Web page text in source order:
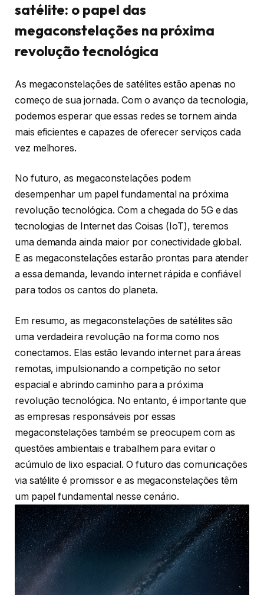
satélite: o papel das
megaconstelações na próxima
revolução tecnológica
As megaconstelações de satélites estão apenas no
começo de sua jornada. Com o avanço da tecnologia,
podemos esperar que essas redes se tornem ainda
mais eficientes e capazes de oferecer serviços cada
vez melhores.
No futuro, as megaconstelações podem
desempenhar um papel fundamental na próxima
revolução tecnológica. Com a chegada do 5G e das
tecnologias de Internet das Coisas (IoT), teremos
uma demanda ainda maior por conectividade global.
E as megaconstelações estarão prontas para atender
a essa demanda, levando internet rápida e confiável
para todos os cantos do planeta.
Em resumo, as megaconstelações de satélites são
uma verdadeira revolução na forma como nos
conectamos. Elas estão levando internet para áreas
remotas, impulsionando a competição no setor
espacial e abrindo caminho para a próxima
revolução tecnológica. No entanto, é importante que
as empresas responsáveis por essas
megaconstelações também se preocupem com as
questões ambientais e trabalhem para evitar o
acúmulo de lixo espacial. O futuro das comunicações
via satélite é promissor e as megaconstelações têm
um papel fundamental nesse cenário.